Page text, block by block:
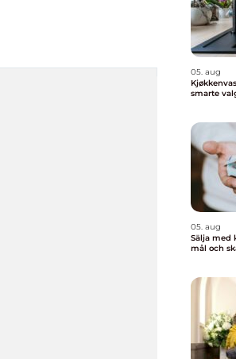
05. aug
Kjøkkenvask funksjon,
smarte
05. aug
Sälja med
mål och